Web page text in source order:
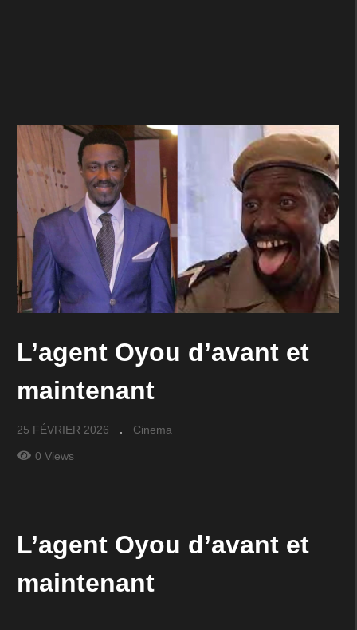
L’agent Oyou d’avant et
maintenant
25 FÉVRIER 2026 Cinema
0 Views
L’agent Oyou d’avant et
maintenant